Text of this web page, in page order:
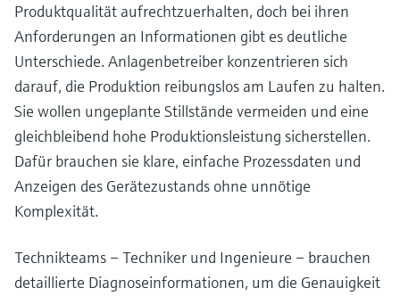
Produktqualität aufrechtzuerhalten, doch bei ihren
Anforderungen an Informationen gibt es deutliche
Unterschiede. Anlagenbetreiber konzentrieren sich
darauf, die Produktion reibungslos am Laufen zu halten.
Sie wollen ungeplante Stillstände vermeiden und eine
gleichbleibend hohe Produktionsleistung sicherstellen.
Dafür brauchen sie klare, einfache Prozessdaten und
Anzeigen des Gerätezustands ohne unnötige
Komplexität.
Technikteams – Techniker und Ingenieure – brauchen
detaillierte Diagnoseinformationen, um die Genauigkeit